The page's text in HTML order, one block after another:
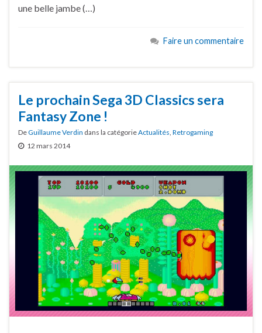
une belle jambe (…)
Faire un commentaire
Le prochain Sega 3D Classics sera
Fantasy Zone !
DeGuillaume Verdin dans la catégorieActualités, Retrogaming
12 mars 2014